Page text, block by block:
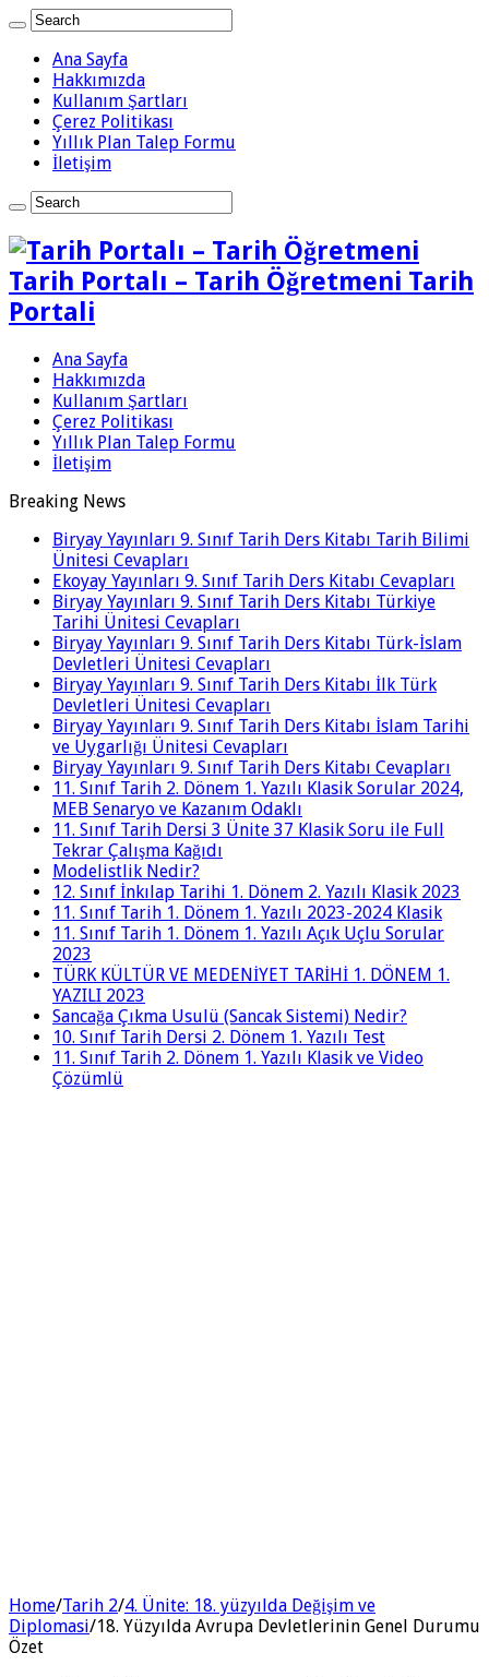
Ana Sayfa
Hakkımızda
Kullanım Şartları
Çerez Politikası
Yıllık Plan Talep Formu
İletişim
Tarih Portalı – Tarih Öğretmeni Tarih
Portali
Ana Sayfa
Hakkımızda
Kullanım Şartları
Çerez Politikası
Yıllık Plan Talep Formu
İletişim
Breaking News
Biryay Yayınları 9. Sınıf Tarih Ders Kitabı Tarih Bilimi
Ünitesi Cevapları
Ekoyay Yayınları 9. Sınıf Tarih Ders Kitabı Cevapları
Biryay Yayınları 9. Sınıf Tarih Ders Kitabı Türkiye
Tarihi Ünitesi Cevapları
Biryay Yayınları 9. Sınıf Tarih Ders Kitabı Türk-İslam
Devletleri Ünitesi Cevapları
Biryay Yayınları 9. Sınıf Tarih Ders Kitabı İlk Türk
Devletleri Ünitesi Cevapları
Biryay Yayınları 9. Sınıf Tarih Ders Kitabı İslam Tarihi
ve Uygarlığı Ünitesi Cevapları
Biryay Yayınları 9. Sınıf Tarih Ders Kitabı Cevapları
11. Sınıf Tarih 2. Dönem 1. Yazılı Klasik Sorular 2024,
MEB Senaryo ve Kazanım Odaklı
11. Sınıf Tarih Dersi 3 Ünite 37 Klasik Soru ile Full
Tekrar Çalışma Kağıdı
Modelistlik Nedir?
12. Sınıf İnkılap Tarihi 1. Dönem 2. Yazılı Klasik 2023
11. Sınıf Tarih 1. Dönem 1. Yazılı 2023-2024 Klasik
11. Sınıf Tarih 1. Dönem 1. Yazılı Açık Uçlu Sorular
2023
TÜRK KÜLTÜR VE MEDENİYET TARİHİ 1. DÖNEM 1.
YAZILI 2023
Sancağa Çıkma Usulü (Sancak Sistemi) Nedir?
10. Sınıf Tarih Dersi 2. Dönem 1. Yazılı Test
11. Sınıf Tarih 2. Dönem 1. Yazılı Klasik ve Video
Çözümlü
Home/Tarih 2/4. Ünite: 18. yüzyılda Değişim ve
Diplomasi/18. Yüzyılda Avrupa Devletlerinin Genel Durumu
Özet